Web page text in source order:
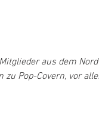
aus dem
Pop-Covern, vor